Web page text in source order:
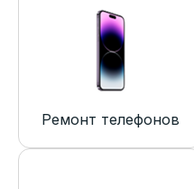
Ремонт телефонов